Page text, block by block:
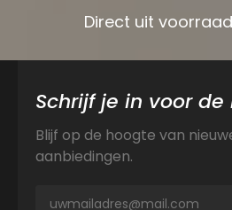
Direct uit
Schrijf je in voor
Blijf op de hoogte van
aanbiedingen.